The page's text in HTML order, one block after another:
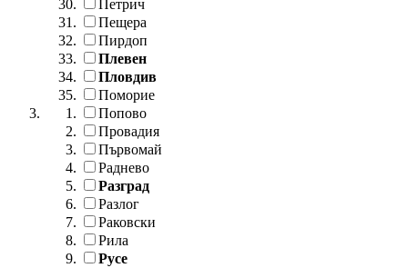
Петрич
Пещера
Пирдоп
Плевен
Пловдив
Поморие
Попово
Провадия
Първомай
Раднево
Разград
Разлог
Раковски
Рила
Русе